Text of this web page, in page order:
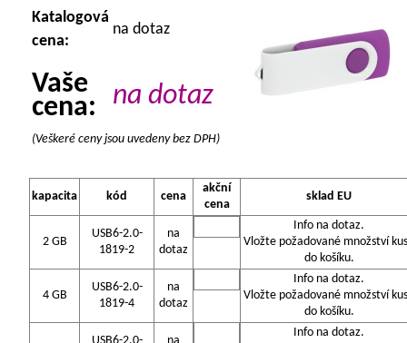
Katalogová
cena:
na dotaz
Vaše
cena:
na dotaz
(Veškeré ceny jsou uvedeny bez DPH)
kapacita kód cena
akční
cena
sklad EU
2 GB
USB6-2.0-
1819-2
na
dotaz
Info na dotaz.
Vložte požadované množství
do košíku.
4 GB
USB6-2.0-
1819-4
na
dotaz
Info na dotaz.
Vložte požadované množství
do košíku.
Info na dotaz.